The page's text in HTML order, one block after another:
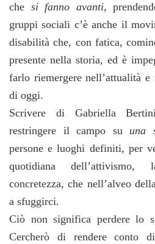
che si fanno avanti,
gruppi sociali c’è anche il
disabilità che, con fatica,
presente nella storia, ed è
farlo riemergere nell’attualità
di oggi.
Scrivere di Gabriella
restringere il campo su una
persone e luoghi definiti, per
quotidiana dell’attivismo,
concretezza, che nell’alveo
a sfuggirci.
Ciò non significa perdere lo
Cercherò di rendere conto